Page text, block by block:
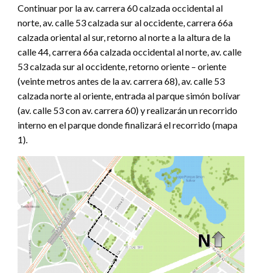
Continuar por la av. carrera 60 calzada occidental al
norte, av. calle 53 calzada sur al occidente, carrera 66a
calzada oriental al sur, retorno al norte a la altura de la
calle 44, carrera 66a calzada occidental al norte, av. calle
53 calzada sur al occidente, retorno oriente – oriente
(veinte metros antes de la av. carrera 68), av. calle 53
calzada norte al oriente, entrada al parque simón bolívar
(av. calle 53 con av. carrera 60) y realizarán un recorrido
interno en el parque donde finalizará el recorrido (mapa
1).